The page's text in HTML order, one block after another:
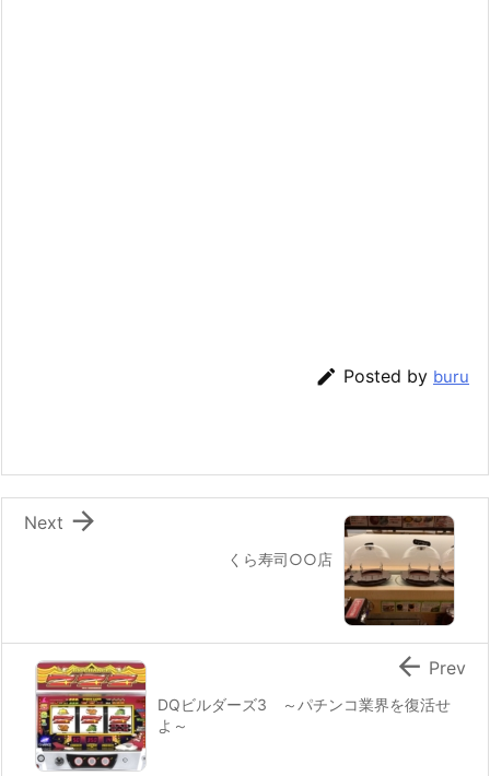
 Posted by buru
くら寿司○○店

Next
DQビルダーズ3 ～パチンコ業界を復活せ
よ～
 Prev